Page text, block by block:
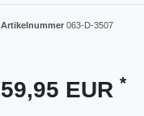
Artikelnummer 063-D-3507
59,95 EUR *